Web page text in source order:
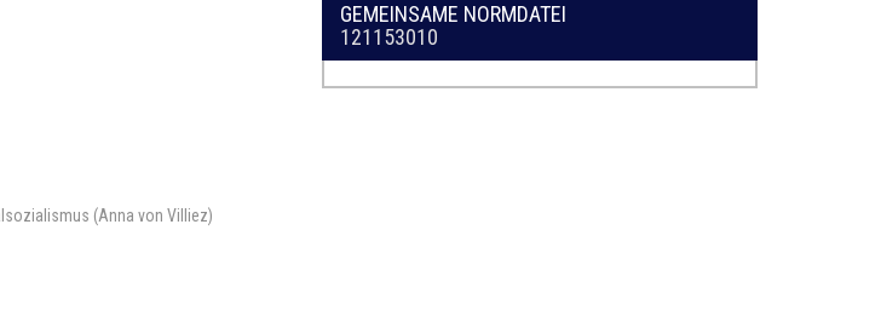
(Anna von Villiez)
GEMEINSAME NORMDATEI
121153010